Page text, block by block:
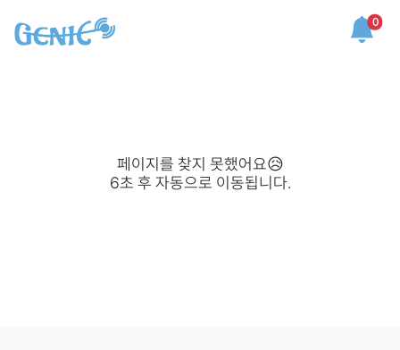
0
페이지를 찾지 못했어요😥
6초 후 자동으로 이동됩니다.